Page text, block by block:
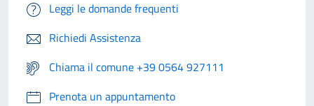
Leggi le domande frequenti
Richiedi Assistenza
Chiama il comune +39 0564 927111
Prenota un appuntamento